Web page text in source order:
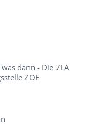
dann - Die 7LA
ZOE